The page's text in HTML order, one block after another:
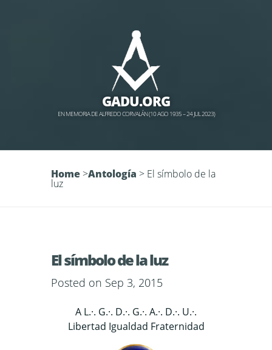
GADU.ORG
EN MEMORIA DE ALFREDO CORVALÁN (10 AGO 1935 – 24 JUL 2023)
Home >Antología > El símbolo de la
luz
El símbolo de la luz
Posted on Sep 3, 2015
A L.·. G.·. D.·. G.·. A.·. D.·. U.·.
Libertad Igualdad Fraternidad